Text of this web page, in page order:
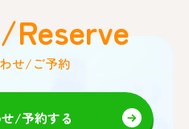
せ/ご予約
/予約する